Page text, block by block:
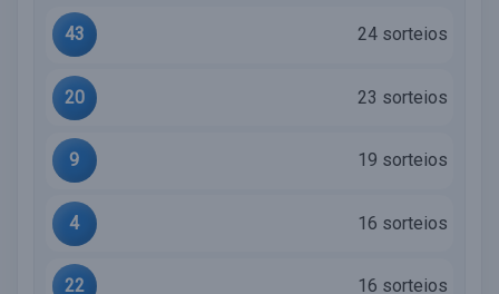
43 24 sorteios
20 23 sorteios
9 19 sorteios
4 16 sorteios
22 16 sorteios